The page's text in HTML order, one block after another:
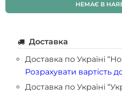
НЕМАЄ В
Доставка
Доставка по Україні
Розрахувати вартість
Доставка по Україні